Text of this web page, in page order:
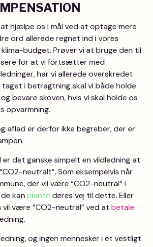
hjælpe os i mål ved at optage mere
ord allerede regnet ind i vores
budget. Prøver vi at bruge den til
for at vi fortsætter med
har vi allerede overskredet
i betragtning skal vi både holde
bevare skoven, hvis vi skal holde os
opvarmning.
aflad er derfor ikke begreber, der er
er det ganske simpelt en vildledning at
neutralt”. Som eksempelvis når
der vil være “CO2-neutral” i
kan plante deres vej til dette. Eller
være “CO2-neutral” ved at betale
og ingen mennesker i et vestligt